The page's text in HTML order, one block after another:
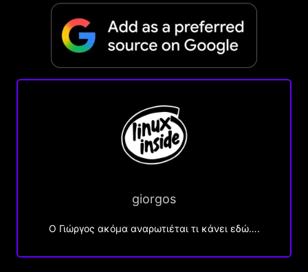
giorgos
Ο Γιώργος ακόμα αναρωτιέται τι κάνει εδώ….